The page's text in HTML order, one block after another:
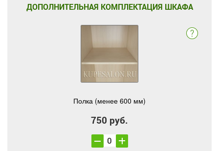
ДОПОЛНИТЕЛЬНАЯ КОМПЛЕКТАЦИЯ ШКАФА
Полка (менее 600 мм)
750 руб.